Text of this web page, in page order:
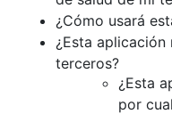
¿Cómo usará
¿Esta
terceros?
¿Esta
por